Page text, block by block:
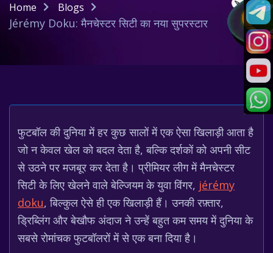
Home Blogs
Jérémy Doku: मैनचेस्टर सिटी का नया सुपरस्टार
फुटबॉल की दुनिया में हर कुछ सालों में एक ऐसा खिलाड़ी आता है
जो न केवल खेल को बदल देता है, बल्कि दर्शकों को अपनी सीट
से उठने पर मजबूर कर देता है। प्रीमियर लीग में मैनचेस्टर
सिटी के लिए खेलने वाले बेल्जियम के युवा विंगर, jérémy
doku, बिल्कुल ऐसे ही एक खिलाड़ी हैं। उनकी रफ़्तार,
ड्रिब्लिंग और बेखौफ अंदाज ने उन्हें बहुत कम समय में दुनिया के
सबसे रोमांचक फुटबॉलरों में से एक बना दिया है।